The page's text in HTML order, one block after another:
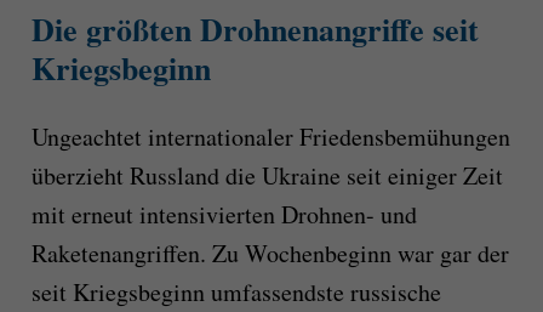
Die größten Drohnenangriffe seit
Kriegsbeginn
Ungeachtet internationaler Friedensbemühungen
überzieht Russland die Ukraine seit einiger Zeit
mit erneut intensivierten Drohnen- und
Raketenangriffen. Zu Wochenbeginn war gar der
seit Kriegsbeginn umfassendste russische